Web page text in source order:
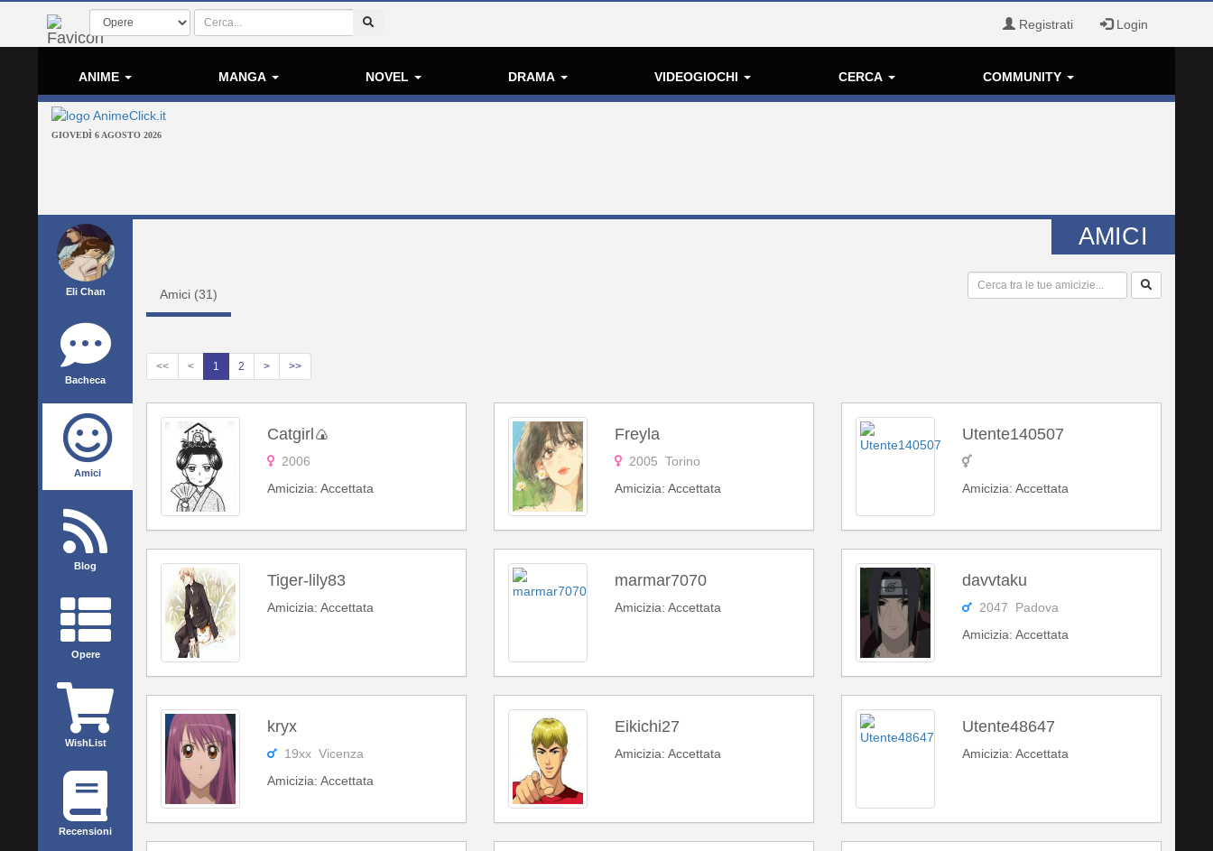
Registrati Login
ANIME MANGA NOVEL DRAMA VIDEOGIOCHI CERCA COMMUNITY
GIOVEDÌ 6 AGOSTO 2026
Eli Chan
Bacheca
Amici
Blog
Opere
WishList
Recensioni
AMICI
Amici (31)
<< < 1 2 > >>
Catgirl🍙
2006
Amicizia: Accettata
Freyla
2005 Torino
Amicizia: Accettata
Utente140507
Amicizia: Accettata
Tiger-lily83
Amicizia: Accettata
marmar7070
Amicizia: Accettata
davvtaku
2047 Padova
Amicizia: Accettata
kryx
19xx Vicenza
Amicizia: Accettata
Eikichi27
Amicizia: Accettata
Utente48647
Amicizia: Accettata